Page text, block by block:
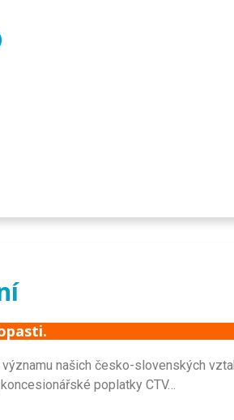
našich česko-slovenských
poplatky CTV…